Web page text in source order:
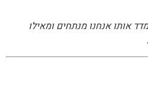
אותו אנחנו מנתחים ומאילו